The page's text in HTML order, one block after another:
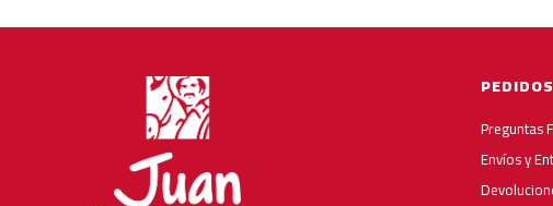
PEDIDOS
Preguntas
Envíos y